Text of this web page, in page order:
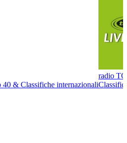
& Classifiche internazionali
radio